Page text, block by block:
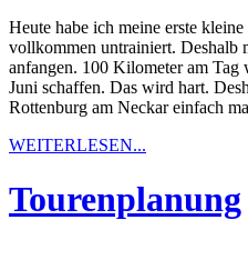
Heute habe ich meine erste
vollkommen untrainiert. Deshalb
anfangen. 100 Kilometer am
Juni schaffen. Das wird hart.
Rottenburg am Neckar einfach
WEITERLESEN...
Tourenplanung